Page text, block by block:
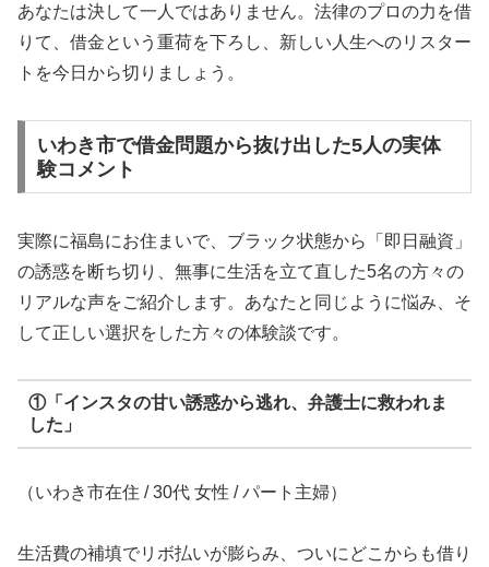
あなたは決して一人ではありません。法律のプロの力を借
りて、借金という重荷を下ろし、新しい人生へのリスター
トを今日から切りましょう。
いわき市で借金問題から抜け出した5人の実体
験コメント
実際に福島にお住まいで、ブラック状態から「即日融資」
の誘惑を断ち切り、無事に生活を立て直した5名の方々の
リアルな声をご紹介します。あなたと同じように悩み、そ
して正しい選択をした方々の体験談です。
①「インスタの甘い誘惑から逃れ、弁護士に救われま
した」
（いわき市在住 / 30代 女性 / パート主婦）
生活費の補填でリボ払いが膨らみ、ついにどこからも借り